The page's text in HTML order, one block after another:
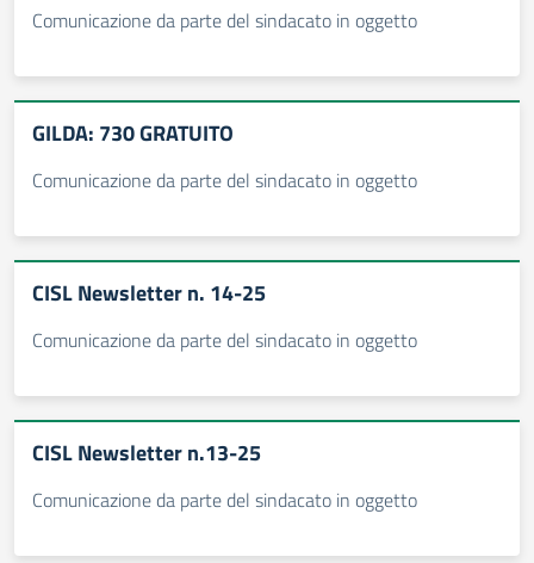
Comunicazione da parte del sindacato in oggetto
GILDA: 730 GRATUITO
Comunicazione da parte del sindacato in oggetto
CISL Newsletter n. 14-25
Comunicazione da parte del sindacato in oggetto
CISL Newsletter n.13-25
Comunicazione da parte del sindacato in oggetto